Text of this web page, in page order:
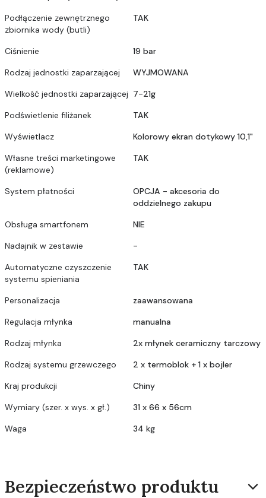
Podłączenie zewnętrznego
zbiornika wody (butli)
TAK
Ciśnienie
19 bar
Rodzaj jednostki zaparzającej
WYJMOWANA
Wielkość jednostki zaparzającej 7-21g
Podświetlenie filiżanek
TAK
Wyświetlacz
Kolorowy ekran dotykowy 10,1"
Własne treści marketingowe
(reklamowe)
TAK
System płatności
OPCJA - akcesoria do
oddzielnego zakupu
Obsługa smartfonem
NIE
Nadajnik w zestawie
-
Automatyczne czyszczenie
systemu spieniania
TAK
Personalizacja
zaawansowana
Regulacja młynka
manualna
Rodzaj młynka
2x młynek ceramiczny tarczowy
Rodzaj systemu grzewczego
2 x termoblok + 1 x bojler
Kraj produkcji
Chiny
Wymiary (szer. x wys. x gł.)
31 x 66 x 56cm
Waga
34 kg
Bezpieczeństwo produktu